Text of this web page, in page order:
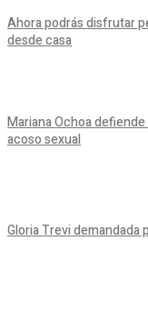
Ahora podrás disfrutar
desde casa
Mariana Ochoa
acoso sexual
Gloria Trevi